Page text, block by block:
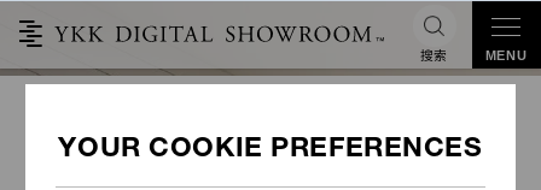
搜索 MENU
【YKK × LCF】2024 YKK伦敦展厅